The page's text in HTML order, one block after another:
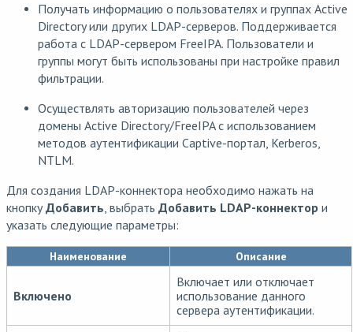
Получать информацию о пользователях и группах Active
Directory или других LDAP-серверов. Поддерживается
работа с LDAP-сервером FreeIPA. Пользователи и
группы могут быть использованы при настройке правил
фильтрации.
Осуществлять авторизацию пользователей через
домены Active Directory/FreeIPA с использованием
методов аутентификации Captive-портал, Kerberos,
NTLM.
Для создания LDAP-коннектора необходимо нажать на
кнопкуДобавить, выбрать Добавить LDAP-коннектор и
указать следующие параметры:
Наименование Описание
Включено
Включает или отключает
использование данного
сервера аутентификации.